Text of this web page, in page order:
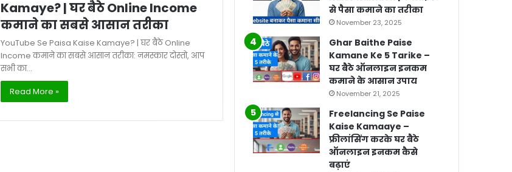
Kamaye? | घर बैठे Online Income
कमाने का सबसे आसान तरीका
YouTube Se Paisa Kaise Kamaye? | घर बैठे Online
Income कमाने का सबसे आसान तरीका: नमस्कार दोस्तो, आप
सभी का…
Read More »
से पैसा कमाने का तरीका
November 23, 2025
Ghar Baithe Paise
Kamane Ke 5 Tarike –
घर बैठे ऑनलाइन इनकम
कमाने के आसान उपाय
November 21, 2025
Freelancing Se Paise
Kaise Kamaaye –
फ्रीलांसिंग करके घर बैठे
ऑनलाइन इनकम कैसे
बढ़ाएं